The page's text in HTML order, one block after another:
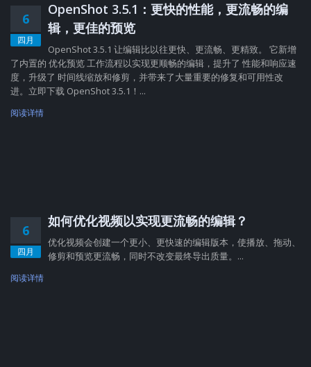
6
四月
OpenShot 3.5.1：更快的性能，更流畅的编
辑，更佳的预览
OpenShot 3.5.1 让编辑比以往更快、更流畅、更精致。 它新增
了内置的 优化预览 工作流程以实现更顺畅的编辑，提升了 性能和响应速
度，升级了 时间线缩放和修剪，并带来了大量重要的修复和可用性改
进。立即下载 OpenShot 3.5.1！...
阅读详情
6
四月
如何优化视频以实现更流畅的编辑？
优化视频会创建一个更小、更快速的编辑版本，使播放、拖动、
修剪和预览更流畅，同时不改变最终导出质量。...
阅读详情